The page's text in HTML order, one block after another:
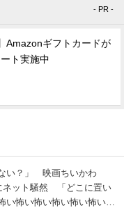
- PR -
Amazonギフトカードが
ト実施中
い？」 映画ちいかわ
ネット騒然 「どこに置い
怖い怖い怖い怖い怖い怖